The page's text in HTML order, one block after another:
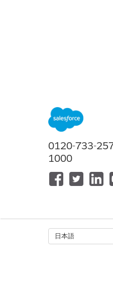
0120-733-
1000
日本語